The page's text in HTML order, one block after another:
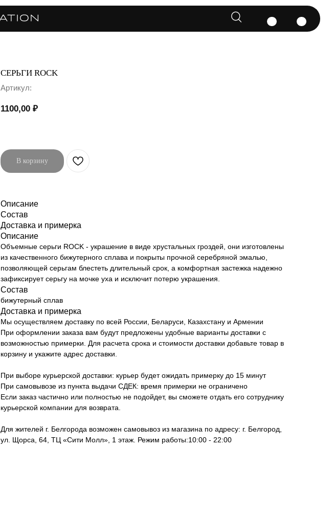
СЕРЬГИ ROCK
Артикул:
1100,00 ₽
В корзину
Описание
Состав
Доставка и примерка
Описание
Объемные серьги ROCK - украшение в виде хрустальных гроздей, они изготовлены
из качественного бижутерного сплава и покрыты прочной серебряной эмалью,
позволяющей серьгам блестеть длительный срок, а комфортная застежка надежно
зафиксирует серьгу на мочке уха и исключит потерю украшения.
Состав
бижутерный сплав
Доставка и примерка
Мы осуществляем доставку по всей России, Беларуси, Казахстану и Армении
При оформлении заказа вам будут предложены удобные варианты доставки с
возможностью примерки. Для расчета срока и стоимости доставки добавьте товар в
корзину и укажите адрес доставки.
При выборе курьерской доставки: курьер будет ожидать примерку до 15 минут
При самовывозе из пункта выдачи СДЕК: время примерки не ограничено
Если заказ частично или полностью не подойдет, вы сможете отдать его сотруднику
курьерской компании для возврата.
Для жителей г. Белгорода возможен самовывоз из магазина по адресу: г. Белгород,
ул. Щорса, 64, ТЦ «Сити Молл», 1 этаж. Режим работы:10:00 - 22:00